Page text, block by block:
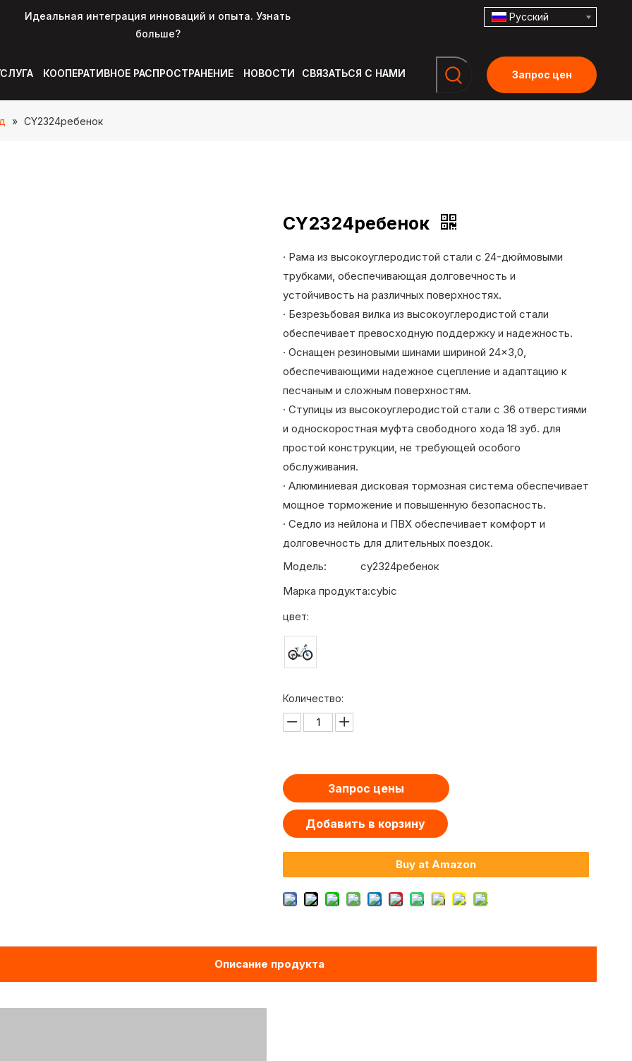
Идеальная интеграция инноваций и опыта. Узнать
больше?
Pусский
КООПЕРАТИВНОЕ РАСПРОСТРАНЕНИЕ НОВОСТИ СВЯЗАТЬСЯ С НАМИ Запрос цен
» CY2324ребенок
CY2324ребенок
· Рама из высокоуглеродистой стали с 24-дюймовыми
трубками, обеспечивающая долговечность и
устойчивость на различных поверхностях.
· Безрезьбовая вилка из высокоуглеродистой стали
обеспечивает превосходную поддержку и надежность.
· Оснащен резиновыми шинами шириной 24×3,0,
обеспечивающими надежное сцепление и адаптацию к
песчаным и сложным поверхностям.
· Ступицы из высокоуглеродистой стали с 36 отверстиями
и односкоростная муфта свободного хода 18 зуб. для
простой конструкции, не требующей особого
обслуживания.
· Алюминиевая дисковая тормозная система обеспечивает
мощное торможение и повышенную безопасность.
· Седло из нейлона и ПВХ обеспечивает комфорт и
долговечность для длительных поездок.
Модель:
cy2324ребенок
Марка продукта:cybic
цвет:
Количество:
Запрос цены
Добавить в корзину
Buy at Amazon
Описание продукта